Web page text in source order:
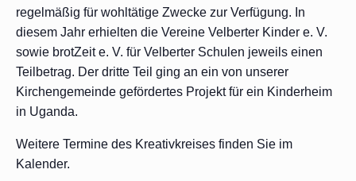
regelmäßig für wohltätige Zwecke zur Verfügung. In
diesem Jahr erhielten die Vereine Velberter Kinder e. V.
sowie brotZeit e. V. für Velberter Schulen jeweils einen
Teilbetrag. Der dritte Teil ging an ein von unserer
Kirchengemeinde gefördertes Projekt für ein Kinderheim
in Uganda.
Weitere Termine des Kreativkreises finden Sie im
Kalender.